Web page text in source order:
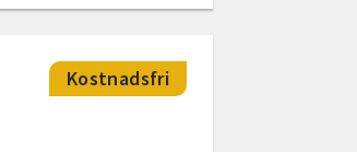
Kostnadsfri